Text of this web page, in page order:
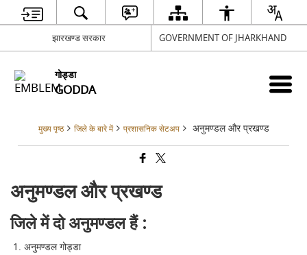
झारखण्ड सरकार GOVERNMENT OF JHARKHAND
गोड्डा
GODDA
मुख्य पृष्ठ जिले के बारे में प्रशासनिक सेटअप अनुमण्डल और प्रखण्ड
अनुमण्डल और प्रखण्ड
जिले में दो अनुमण्डल हैं :
अनुमण्डल गोड्डा